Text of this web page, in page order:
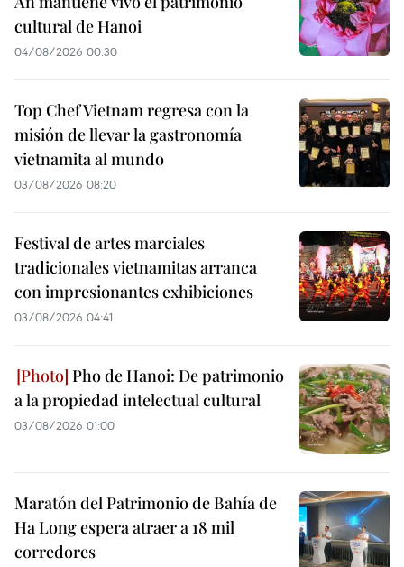
cultural de Hanoi
04/08/2026 00:30
Top Chef Vietnam regresa con la
misión de llevar la gastronomía
vietnamita al mundo
03/08/2026 08:20
Festival de artes marciales
tradicionales vietnamitas arranca
con impresionantes exhibiciones
03/08/2026 04:41
Pho de Hanoi: De patrimonio
a la propiedad intelectual cultural
03/08/2026 01:00
Maratón del Patrimonio de Bahía de
Ha Long espera atraer a 18 mil
corredores